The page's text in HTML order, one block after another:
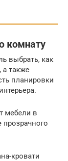
комнату
выбрать, как
а также
планировки
мебели в
прозрачного
кровати